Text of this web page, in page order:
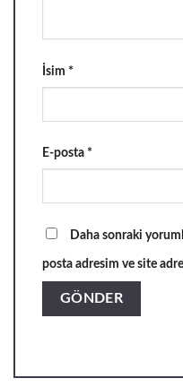
İsim *
E-posta *
Daha sonraki
posta adresim ve site